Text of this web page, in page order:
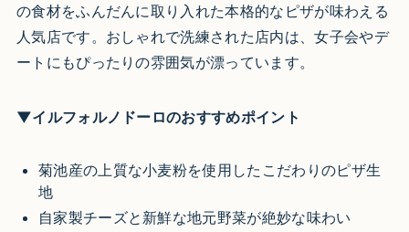
の食材をふんだんに取り入れた本格的なピザが味わえる
人気店です。おしゃれで洗練された店内は、女子会やデ
ートにもぴったりの雰囲気が漂っています。
▼イルフォルノドーロのおすすめポイント
菊池産の上質な小麦粉を使用したこだわりのピザ生
地
自家製チーズと新鮮な地元野菜が絶妙な味わい